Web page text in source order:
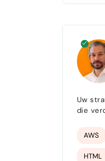
Uw
die
AWS
HTML